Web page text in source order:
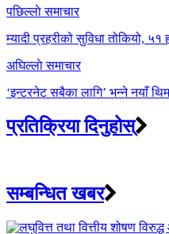
Post
navigation
पछिल्लाे समाचार
म्यादी प्रहरीको सुविधा तोकियो,
अघिल्लाे समाचार
‘इन्टरनेट सबैका लागि’ भन्ने नयाँ
प्रतिक्रिया दिनुहोस्
सम्बन्धित खबर